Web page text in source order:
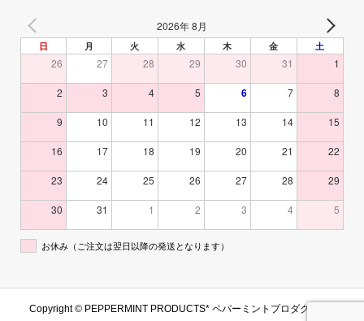
2026年 8月
日 月 火 水 木 金 土
26 27 28 29 30 31 1
2 3 4 5 6 7 8
9 10 11 12 13 14 15
16 17 18 19 20 21 22
23 24 25 26 27 28 29
30 31 1 2 3 4 5
お休み（ご注文は翌日以降の発送となります）
Copyright ©PEPPERMINT PRODUCTS* ペパーミントプロダクツ. All